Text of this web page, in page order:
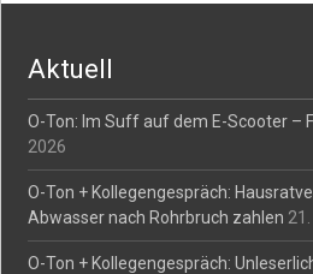
Aktuell
O-Ton: Im Suff auf dem E-Scooter –
2026
O-Ton + Kollegengespräch:
Abwasser nach Rohrbruch zahlen
O-Ton + Kollegengespräch: